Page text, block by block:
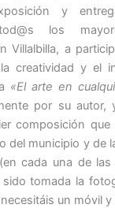
y
los
Villalbilla, a
creatividad y el
«El arte en
por su autor,
composición
del municipio y de
cada una de
tomada la
un móvil y